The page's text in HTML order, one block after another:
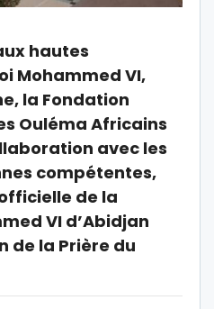
hautes
Mohammed VI,
la Fondation
Ouléma Africains
avec les
compétentes,
de la
VI d’Abidjan
de la Prière du